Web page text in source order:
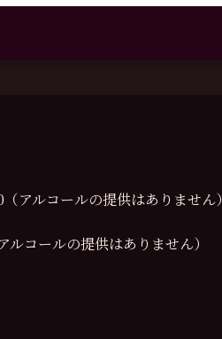
アルコールの提供はありません）
コールの提供はありません）